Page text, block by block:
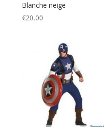
Blanche neige
€20,00